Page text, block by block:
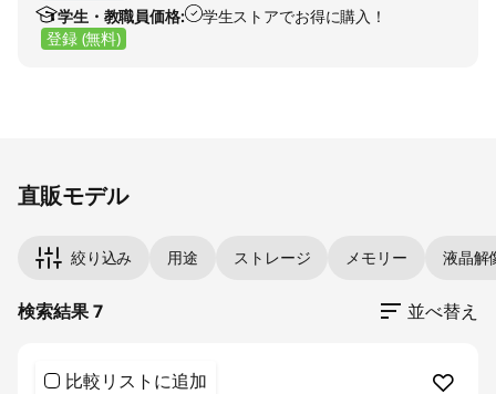
学生・教職員価格:
学生ストアでお得に購入！
登録 (無料)
直販モデル
絞り込み 用途 ストレージ メモリー 液晶解
検索結果 7 並べ替え
比較リストに追加